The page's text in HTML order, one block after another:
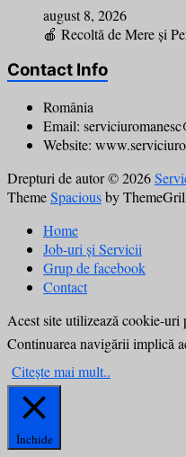
august 8, 2026
🍎 Recoltă de Mere și
Contact Info
România
Email:
Website:
Drepturi de autor © 2026
ThemeSpaciousby
Home
Job-uri și Servicii
Grup de facebook
Contact
Acest site utilizează cookie-uri
Continuarea navigării implică
Citește mai mult..
Închide